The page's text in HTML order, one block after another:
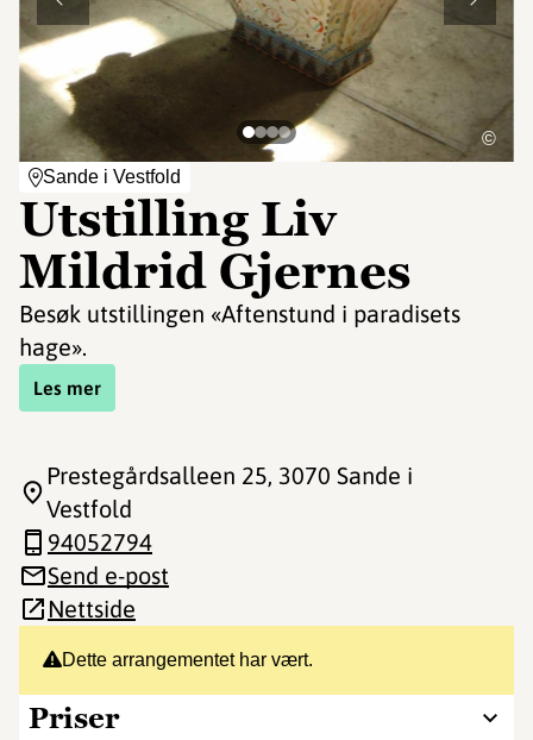
Sande i Vestfold
Utstilling Liv
Mildrid Gjernes
Besøk utstillingen «Aftenstund i paradisets
hage».
Les mer
©
Dette arrangementet har vært.
Priser
Prestegårdsalleen 25, 3070 Sande i
Vestfold
94052794
Send e-post
Nettside